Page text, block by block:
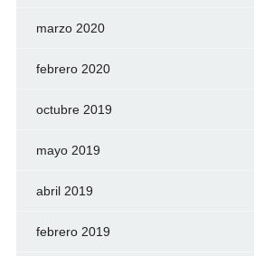
marzo 2020
febrero 2020
octubre 2019
mayo 2019
abril 2019
febrero 2019